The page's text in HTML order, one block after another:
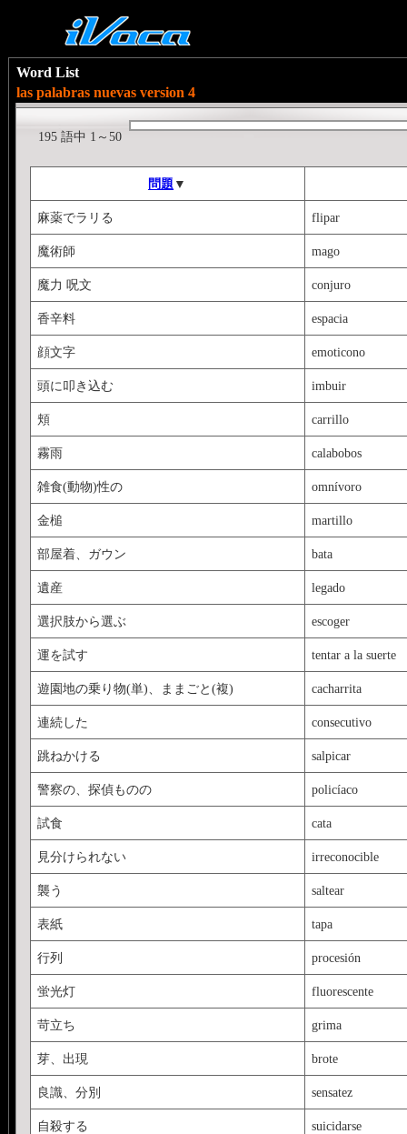
Word List
las palabras nuevas version 4
195 語中 1～50
問題 ▼
麻薬でラリる flipar
魔術師 mago
魔力 呪文 conjuro
香辛料 espacia
顔文字 emoticono
頭に叩き込む imbuir
頬 carrillo
霧雨 calabobos
雑食(動物)性の omnívoro
金槌 martillo
部屋着、ガウン bata
遺産 legado
選択肢から選ぶ escoger
運を試す tentar a la suerte
遊園地の乗り物(単)、ままごと(複) cacharrita
連続した consecutivo
跳ねかける salpicar
警察の、探偵ものの policíaco
試食 cata
見分けられない irreconocible
襲う saltear
表紙 tapa
行列 procesión
蛍光灯 fluorescente
苛立ち grima
芽、出現 brote
良識、分別 sensatez
自殺する suicidarse